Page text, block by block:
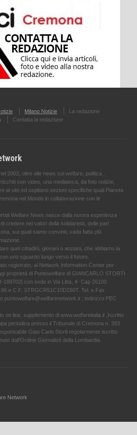
Milano Notizie
La redazione
Contatta la redazione
2002, oltre alle news sul welfare, politica ,
con video, una mediateca, da foto notizie,
al sito ed ospitano sezioni specifiche quali Pianeta
nel Mondo in collaborazione con le
Welfare News nasce dalla nostra esperienza
credere nei valori della solidarietà, delle pari
sui quali siamo convinti, vada fatta più
quei cittadini, giovani o anziani, che abbiamo la
uno sguardo lungo verso il futuro.
registrato, al Network Information Center per
proprietà di Puntowelfare di GIANCARLO STORTI
188702] con sede in Via Litta, 4- Cap 26100
e C.F. STRGCR51C10D150T. Tel. e Fax
puntowelfare@welfarenetwork.it ; indirizzo PEC
on line, supplemento di www.welfareitalia.it ,Iscritto
periodica presso il Tribunale di Cremona n. 393
Gian Carlo Storti regolarmente iscritto
dall’Ordine Giornalisti della Lombardia.
Network